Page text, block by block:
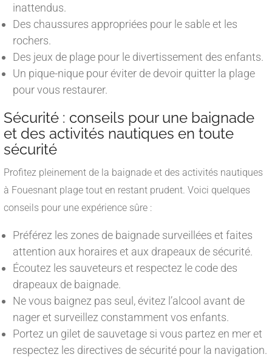
inattendus.
Des chaussures appropriées pour le sable et les
rochers.
Des jeux de plage pour le divertissement des enfants.
Un pique-nique pour éviter de devoir quitter la plage
pour vous restaurer.
Sécurité : conseils pour une baignade
et des activités nautiques en toute
sécurité
Profitez pleinement de la baignade et des activités nautiques
à Fouesnant plage tout en restant prudent. Voici quelques
conseils pour une expérience sûre :
Préférez les zones de baignade surveillées et faites
attention aux horaires et aux drapeaux de sécurité.
Écoutez les sauveteurs et respectez le code des
drapeaux de baignade.
Ne vous baignez pas seul, évitez l’alcool avant de
nager et surveillez constamment vos enfants.
Portez un gilet de sauvetage si vous partez en mer et
respectez les directives de sécurité pour la navigation.